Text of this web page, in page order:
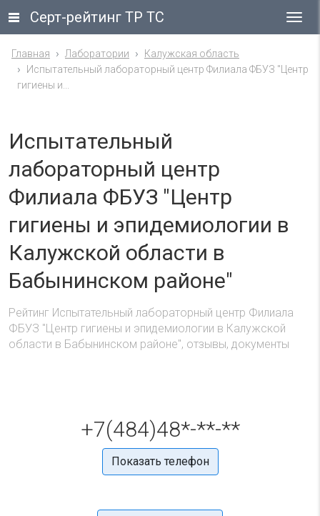
Серт-рейтинг ТР ТС
Главная Лаборатории
Калужская область
Испытательный лабораторный центр Филиала ФБУЗ "Центр
гигиены и...
Испытательный
лабораторный центр
Филиала ФБУЗ "Центр
гигиены и эпидемиологии в
Калужской области в
Бабынинском районе"
Рейтинг Испытательный лабораторный центр Филиала
ФБУЗ "Центр гигиены и эпидемиологии в Калужской
области в Бабынинском районе", отзывы, документы
+7(484)48*-**-**
Показать телефон